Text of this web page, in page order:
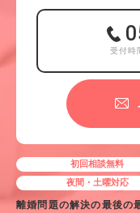
受付時
初回相談無料
夜間・土曜対応
離婚問題の解決の最後の